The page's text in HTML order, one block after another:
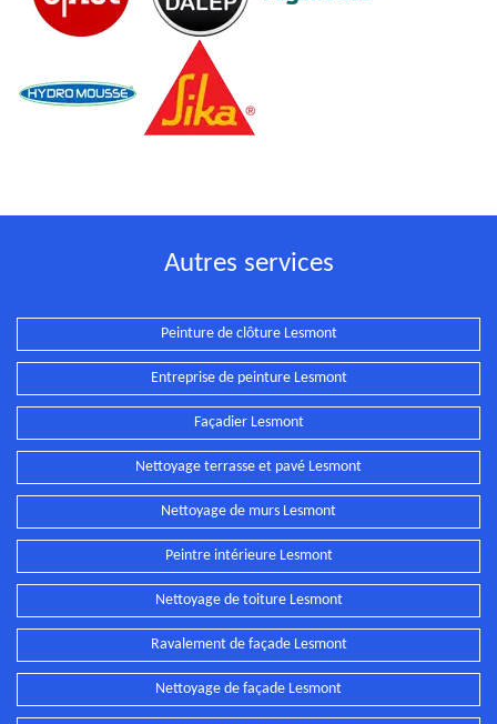
Autres services
Peinture de clôture Lesmont
Entreprise de peinture Lesmont
Façadier Lesmont
Nettoyage terrasse et pavé Lesmont
Nettoyage de murs Lesmont
Peintre intérieure Lesmont
Nettoyage de toiture Lesmont
Ravalement de façade Lesmont
Nettoyage de façade Lesmont